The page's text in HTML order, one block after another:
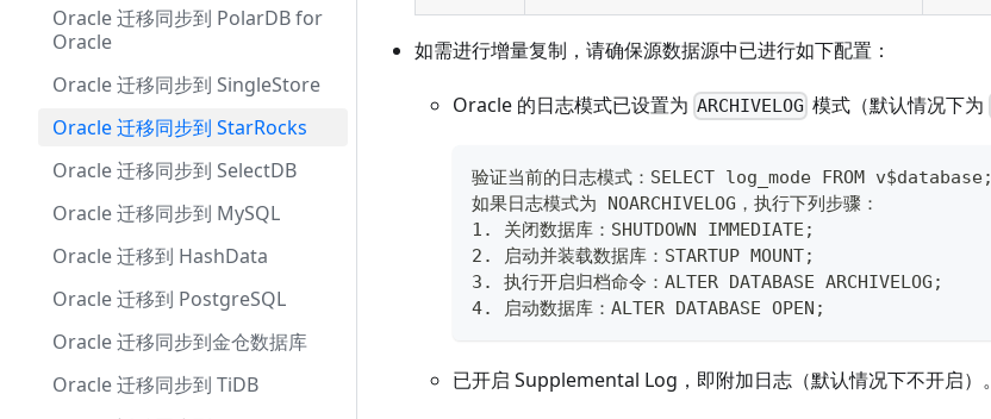
Oracle 迁移同步到 PolarDB for
Oracle
Oracle 迁移同步到 SingleStore
Oracle 迁移同步到 StarRocks
Oracle 迁移同步到 SelectDB
Oracle 迁移同步到 MySQL
Oracle 迁移到 HashData
Oracle 迁移到 PostgreSQL
Oracle 迁移同步到金仓数据库
Oracle 迁移同步到 TiDB
如需进行增量复制，请确保源数据源中已进行如下配置：
Oracle 的日志模式已设置为 ARCHIVELOG 模式（默认情况下为
验证当前的日志模式：SELECT log_mode FROM v$database;
如果日志模式为 NOARCHIVELOG，执行下列步骤：
1. 关闭数据库：SHUTDOWN IMMEDIATE;
2. 启动并装载数据库：STARTUP MOUNT;
3. 执行开启归档命令：ALTER DATABASE ARCHIVELOG;
4. 启动数据库：ALTER DATABASE OPEN;
已开启 Supplemental Log，即附加日志（默认情况下不开启）。